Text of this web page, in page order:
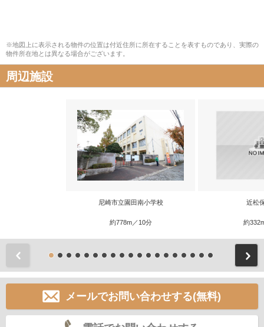
※地図上に表示される物件の位置は付近住所に所在することを表すものであり、実際の
物件所在地とは異なる場合がございます。
周辺施設
尼崎市立園田南小学校
約778m／10分
近松
約
メールでお問い合わせする(無料)